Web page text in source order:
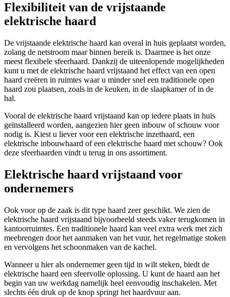
Flexibiliteit van de vrijstaande
elektrische haard
De vrijstaande elektrische haard kan overal in huis geplaatst worden,
zolang de netstroom maar binnen bereik is. Daarmee is het onze
meest flexibele sfeerhaard. Dankzij de uiteenlopende mogelijkheden
kunt u met de elektrische haard vrijstaand het effect van een open
haard creëren in ruimtes waar u minder snel een traditionele open
haard zou plaatsen, zoals in de keuken, in de slaapkamer of in de
hal.
Vooral de elektrische haard vrijstaand kan op iedere plaats in huis
geïnstalleerd worden, aangezien hier geen inbouw of schouw voor
nodig is. Kiest u liever voor een elektrische inzethaard, een
elektrische inbouwhaard of een elektrische haard met schouw? Ook
deze sfeerhaarden vindt u terug in ons assortiment.
Elektrische haard vrijstaand voor
ondernemers
Ook voor op de zaak is dit type haard zeer geschikt. We zien de
elektrische haard vrijstaand bijvoorbeeld steeds vaker terugkomen in
kantoorruimtes. Een traditionele haard kan veel extra werk met zich
meebrengen door het aanmaken van het vuur, het regelmatige stoken
en vervolgens het schoonmaken van de kachel.
Wanneer u hier als ondernemer geen tijd in wilt steken, biedt de
elektrische haard een sfeervolle oplossing. U kunt de haard aan het
begin van uw werkdag namelijk heel eenvoudig inschakelen. Met
slechts één druk op de knop springt het haardvuur aan.